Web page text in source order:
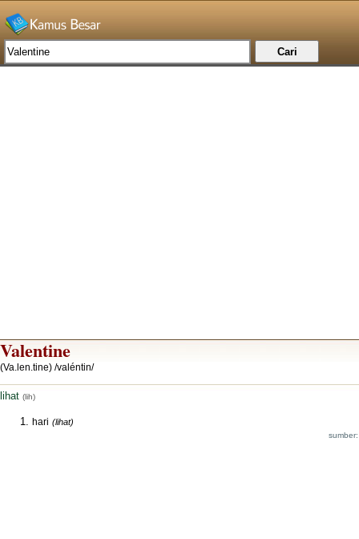
Valentine
(Va.len.tine) /valéntin/
lihat (lih)
hari (lihat)